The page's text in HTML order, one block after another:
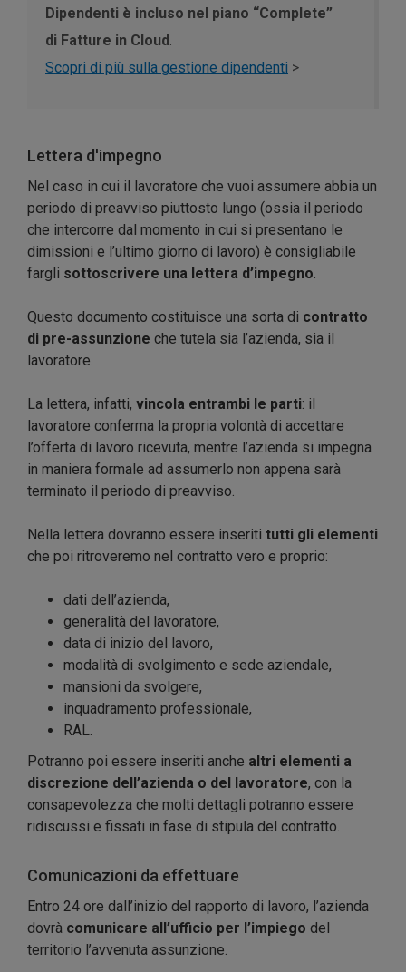
Dipendenti è incluso nel piano “Complete”
di Fatture in Cloud.
Scopri di più sulla gestione dipendenti >
Lettera d'impegno
Nel caso in cui il lavoratore che vuoi assumere abbia un
periodo di preavviso piuttosto lungo (ossia il periodo
che intercorre dal momento in cui si presentano le
dimissioni e l’ultimo giorno di lavoro) è consigliabile
fargli sottoscrivere una lettera d’impegno.
Questo documento costituisce una sorta di contratto
di pre-assunzione che tutela sia l’azienda, sia il
lavoratore.
La lettera, infatti, vincola entrambi le parti: il
lavoratore conferma la propria volontà di accettare
l’offerta di lavoro ricevuta, mentre l’azienda si impegna
in maniera formale ad assumerlo non appena sarà
terminato il periodo di preavviso.
Nella lettera dovranno essere inseriti tutti gli elementi
che poi ritroveremo nel contratto vero e proprio:
dati dell’azienda,
generalità del lavoratore,
data di inizio del lavoro,
modalità di svolgimento e sede aziendale,
mansioni da svolgere,
inquadramento professionale,
RAL.
Potranno poi essere inseriti anche altri elementi a
discrezione dell’azienda o del lavoratore, con la
consapevolezza che molti dettagli potranno essere
ridiscussi e fissati in fase di stipula del contratto.
Comunicazioni da effettuare
Entro 24 ore dall’inizio del rapporto di lavoro, l’azienda
dovrà comunicare all’ufficio per l’impiego del
territorio l’avvenuta assunzione.